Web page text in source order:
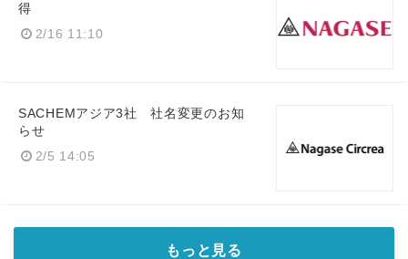
得
2/16 11:10
SACHEMアジア3社 社名変更のお知
らせ
2/5 14:05
もっと見る
Japanese